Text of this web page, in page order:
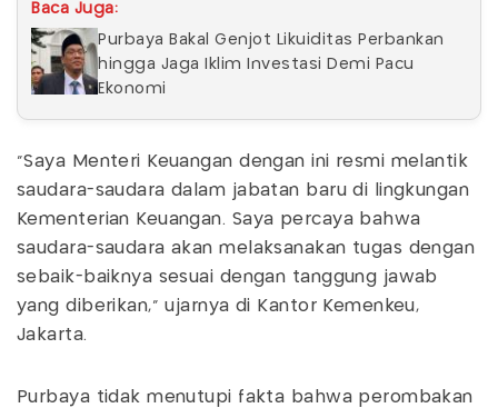
Baca Juga:
Purbaya Bakal Genjot Likuiditas Perbankan
hingga Jaga Iklim Investasi Demi Pacu
Ekonomi
"Saya Menteri Keuangan dengan ini resmi melantik
saudara-saudara dalam jabatan baru di lingkungan
Kementerian Keuangan. Saya percaya bahwa
saudara-saudara akan melaksanakan tugas dengan
sebaik-baiknya sesuai dengan tanggung jawab
yang diberikan," ujarnya di Kantor Kemenkeu,
Jakarta.
Purbaya tidak menutupi fakta bahwa perombakan